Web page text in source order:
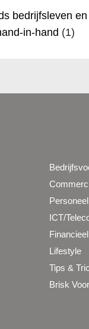
bedrijfsleven
in-hand (1)
Personeel
ICT/
Financieel
Lifestyle
Tips &
Brisk